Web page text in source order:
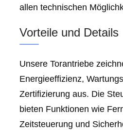
allen technischen
Vorteile und Details
Unsere Torantriebe
Energieeffizienz,
Zertifizierung aus. Die
bieten Funktionen wie
Zeitsteuerung und